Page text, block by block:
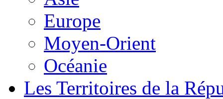
Europe
Moyen-Orient
Océanie
Les Territoires de la